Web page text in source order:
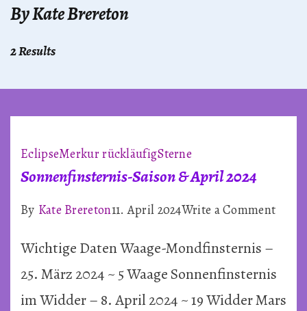
By Kate Brereton
2 Results
EclipseMerkur rückläufigSterne
Sonnenfinsternis-Saison & April 2024
By Kate Brereton11. April 2024Write a Commenton
&
Wichtige Daten Waage-Mondfinsternis –
25. März 2024 ~ 5 Waage Sonnenfinsternis
im Widder – 8. April 2024 ~ 19 Widder Mars